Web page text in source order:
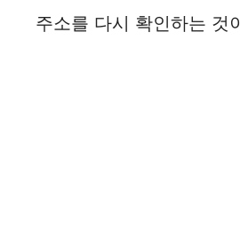
주소를 다시 확인하는 것